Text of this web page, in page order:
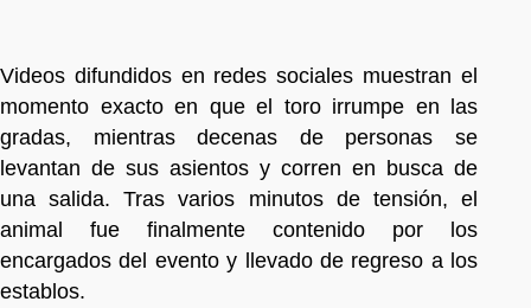
Videos difundidos en redes sociales muestran el
momento exacto en que el toro irrumpe en las
gradas, mientras decenas de personas se
levantan de sus asientos y corren en busca de
una salida. Tras varios minutos de tensión, el
animal fue finalmente contenido por los
encargados del evento y llevado de regreso a los
establos.